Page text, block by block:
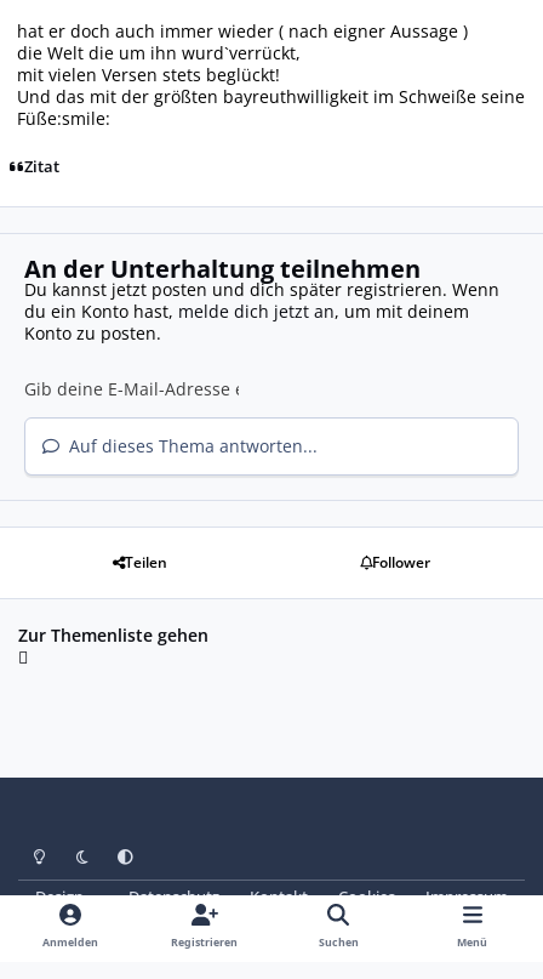
hat er doch auch immer wieder ( nach eigner Aussage )
die Welt die um ihn wurd`verrückt,
mit vielen Versen stets beglückt!
Und das mit der größten bayreuthwilligkeit im Schweiße seine
Füße:smile:
Zitat
An der Unterhaltung teilnehmen
Du kannst jetzt posten und dich später registrieren. Wenn
du ein Konto hast, melde dich jetzt an, um mit deinem
Konto zu posten.
Auf dieses Thema antworten...
Teilen Follower
Zur Themenliste gehen
Heller ModusDunkler Modus
Systemeinstellung
Design Datenschutz Kontakt Cookies
Impressum
© Copyright 2025 - SAABoteure e. V.
Powered by Invision Community
Anmelden Registrieren Suchen Menü